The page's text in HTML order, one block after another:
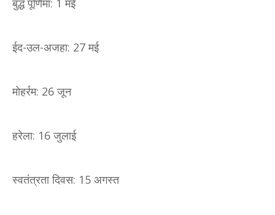
ईद-उल-अजहा: 27 मई
मोहर्रम: 26 जून
हरेला: 16 जुलाई
स्वतंत्रता दिवस: 15 अगस्त